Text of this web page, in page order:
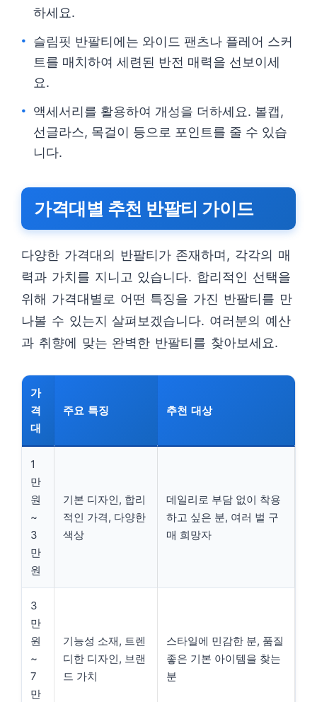
하세요.
슬림핏 반팔티에는 와이드 팬츠나 플레어 스커
트를 매치하여 세련된 반전 매력을 선보이세
요.
액세서리를 활용하여 개성을 더하세요. 볼캡,
선글라스, 목걸이 등으로 포인트를 줄 수 있습
니다.
가격대별 추천 반팔티 가이드
다양한 가격대의 반팔티가 존재하며, 각각의 매
력과 가치를 지니고 있습니다. 합리적인 선택을
위해 가격대별로 어떤 특징을 가진 반팔티를 만
나볼 수 있는지 살펴보겠습니다. 여러분의 예산
과 취향에 맞는 완벽한 반팔티를 찾아보세요.
가
격
대
주요 특징 추천 대상
1
만
원
~
3
만
원
기본 디자인, 합리
적인 가격, 다양한
색상
데일리로 부담 없이 착용
하고 싶은 분, 여러 벌 구
매 희망자
3
만
원
~
7
만
기능성 소재, 트렌
디한 디자인, 브랜
드 가치
스타일에 민감한 분, 품질
좋은 기본 아이템을 찾는
분